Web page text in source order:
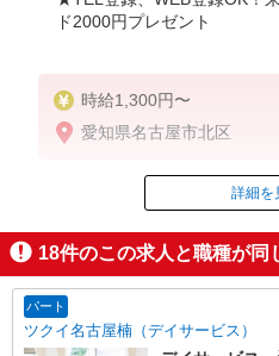
ド2000円プレゼント
時給1,300円〜
愛知県名古屋市北区
掲載期
詳細を
18件のこの求人と職種が同
パート
ツクイ名古屋楠（デイサービス）